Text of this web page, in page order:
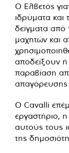
Ο Ελβετός
ιδρύματα
δείγματα
μαχητών και
αποδείξουν ή
παραβίαση
απαγόρευσης
Ο Cavalli
εργαστήριο,
αυτούς τους
της